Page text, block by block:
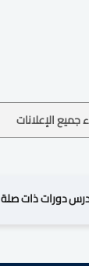
جميع الإعلانات
دورات ذات صلة